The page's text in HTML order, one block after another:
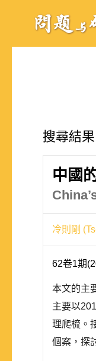
搜尋結
中國
冷則剛
62卷1期
本文的主
主要以
理爬梳。
個案，探